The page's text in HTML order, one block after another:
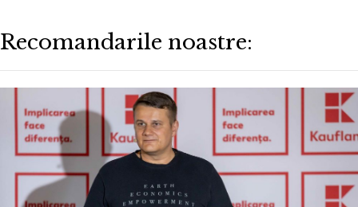
Recomandarile noastre: